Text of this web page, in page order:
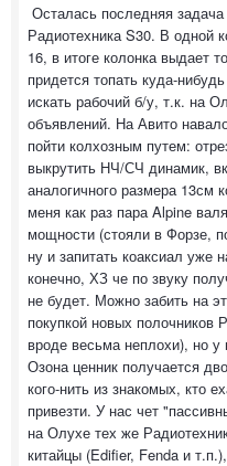
Осталась последняя задача
Радиотехника S30. В одной
16, в итоге колонка выдает
придется топать куда-
искать рабочий б/у, т.к. на
объявлений. На Авито
пойти колхозным путем:
выкрутить НЧ/СЧ динамик,
аналогичного размера 13см
меня как раз пара Alpine
мощности (стояли в Форзе,
ну и запитать коаксиал уже
конечно, ХЗ че по звуку
не будет. Можно забить на
покупкой новых полочников
вроде весьма неплохи), но
Озона ценник получается
кого-нить из знакомых, кто
привезти. У нас чет
на Олухе тех же
китайцы (Edifier, Fenda и